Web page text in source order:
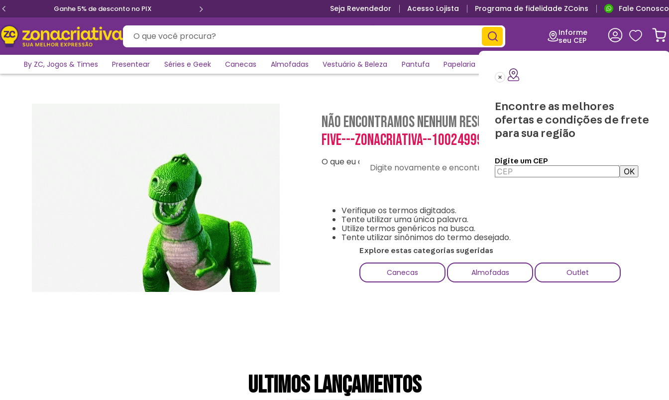
Parcele em até 12x sem juros Seja Revendedor Acesso Lojista Programa de fidelidade ZCoins Fale Conosco
O que você procura?
Informe
seu CEP
Encontre as melhores
ofertas e condições de frete
para sua região
Digite um CEP
OK
By ZC, Jogos & Times Presentear Séries e Geek Canecas Almofadas Vestuário & Beleza Pantufa Papelaria
Não encontramos nenhum resultado para "caneca-cubo-high-
five---zonacriativa--10024999
O que eu devo fazer?
Verifique os termos digitados.
Tente utilizar uma única palavra.
Utilize termos genéricos na busca.
Tente utilizar sinônimos do termo desejado.
Digite novamente e encontre o que precisa
Explore estas categorias sugeridas
Canecas Almofadas Outlet
ULTIMOS LANÇAMENTOS